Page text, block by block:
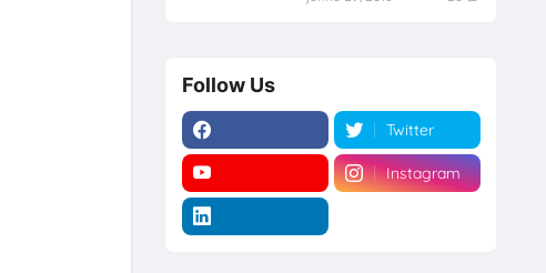
Follow Us
Twitter
Instagram